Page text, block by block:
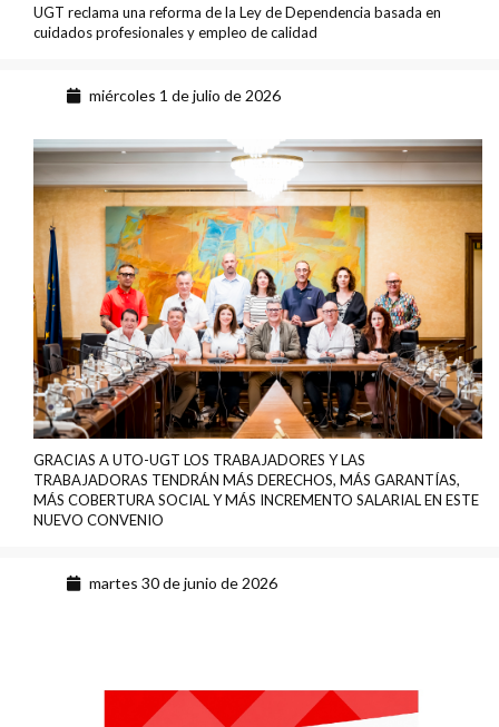
UGT reclama una reforma de la Ley de Dependencia basada en
cuidados profesionales y empleo de calidad
miércoles 1 de julio de 2026
GRACIAS A UTO-UGT LOS TRABAJADORES Y LAS
TRABAJADORAS TENDRÁN MÁS DERECHOS, MÁS GARANTÍAS,
MÁS COBERTURA SOCIAL Y MÁS INCREMENTO SALARIAL EN ESTE
NUEVO CONVENIO
martes 30 de junio de 2026